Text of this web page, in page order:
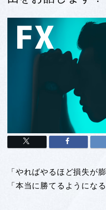
「やればやるほど損失が
「本当に勝てるようにな